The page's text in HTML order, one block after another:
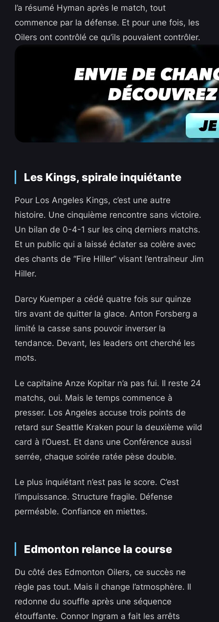
l’a résumé Hyman après le match, tout
commence par la défense. Et pour une fois, les
Oilers ont contrôlé ce qu’ils pouvaient contrôler.
Les Kings, spirale inquiétante
Pour Los Angeles Kings, c’est une autre
histoire. Une cinquième rencontre sans victoire.
Un bilan de 0-4-1 sur les cinq derniers matchs.
Et un public qui a laissé éclater sa colère avec
des chants de “Fire Hiller” visant l’entraîneur Jim
Hiller.
Darcy Kuemper a cédé quatre fois sur quinze
tirs avant de quitter la glace. Anton Forsberg a
limité la casse sans pouvoir inverser la
tendance. Devant, les leaders ont cherché les
mots.
Le capitaine Anze Kopitar n’a pas fui. Il reste 24
matchs, oui. Mais le temps commence à
presser. Los Angeles accuse trois points de
retard sur Seattle Kraken pour la deuxième wild
card à l’Ouest. Et dans une Conférence aussi
serrée, chaque soirée ratée pèse double.
Le plus inquiétant n’est pas le score. C’est
l’impuissance. Structure fragile. Défense
perméable. Confiance en miettes.
Edmonton relance la course
Du côté des Edmonton Oilers, ce succès ne
règle pas tout. Mais il change l’atmosphère. Il
redonne du souffle après une séquence
étouffante. Connor Ingram a fait les arrêts